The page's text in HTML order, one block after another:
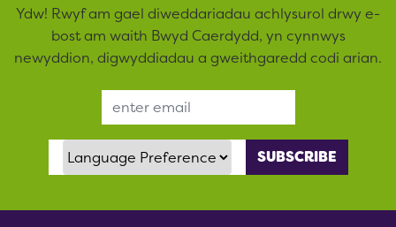
Ydw! Rwyf am gael diweddariadau achlysurol drwy e-
bost am waith Bwyd Caerdydd, yn cynnwys
newyddion, digwyddiadau a gweithgaredd codi arian.
Language Preference